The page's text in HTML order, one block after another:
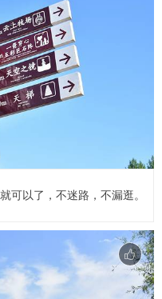
可以了，不迷路，不漏逛。